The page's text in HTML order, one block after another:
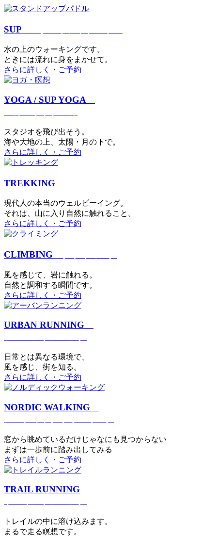
SUP
⽔の上のウォーキングです。
ときには流れに身をまかせて。
さらに詳しく・ご予約
YOGA / SUP YOGA
スタジオを⾶び出そう。
海や大地の上、太陽・⽉の下で。
さらに詳しく・ご予約
TREKKING
現代⼈の本当のウェルビーイング。
それは、⼭に⼊り⾃然に触れること。
さらに詳しく・ご予約
CLIMBING
⾵を感じて、岩に触れる。
⾃然と調和する瞬間です。
さらに詳しく・ご予約
URBAN RUNNING
日常とは異なる環境で、
風を感じ、街を知る。
さらに詳しく・ご予約
NORDIC WALKING
窓から眺めているだけじゃなにも見つからない
まずは一歩前に踏み出してみる
さらに詳しく・ご予約
TRAIL RUNNING
トレイルの中に溶け込みます。
まるで⾛る瞑想です。